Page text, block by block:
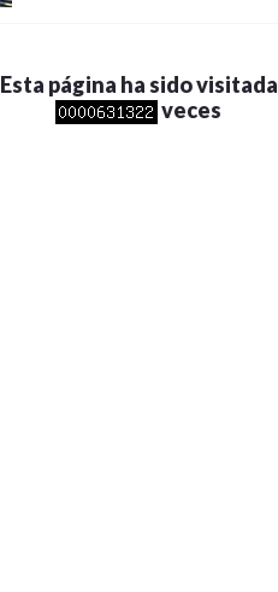
Esta página ha sido visitada
veces